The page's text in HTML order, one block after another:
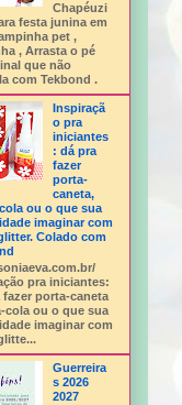
Chapéuzi
festa junina em
pet ,
, Arrasta o pé
que não
com Tekbond .
Inspiraçã
o pra
iniciantes
: dá pra
fazer
porta-
caneta,
ou o que sua
imaginar com
Colado com
pra iniciantes:
fazer porta-caneta
cola ou o que sua
imaginar com
Guerreira
s 2026
2027